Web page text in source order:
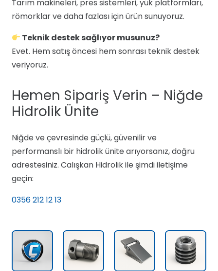
Tarım makineleri, pres sistemleri, yük platformları,
römorklar ve daha fazlası için ürün sunuyoruz.
Teknik destek sağlıyor musunuz?
Evet. Hem satış öncesi hem sonrası teknik destek
veriyoruz.
Hemen Sipariş Verin – Niğde
Hidrolik Ünite
Niğde ve çevresinde güçlü, güvenilir ve
performanslı bir hidrolik ünite arıyorsanız, doğru
adrestesiniz. Calışkan Hidrolik ile şimdi iletişime
geçin:
0356 212 12 13